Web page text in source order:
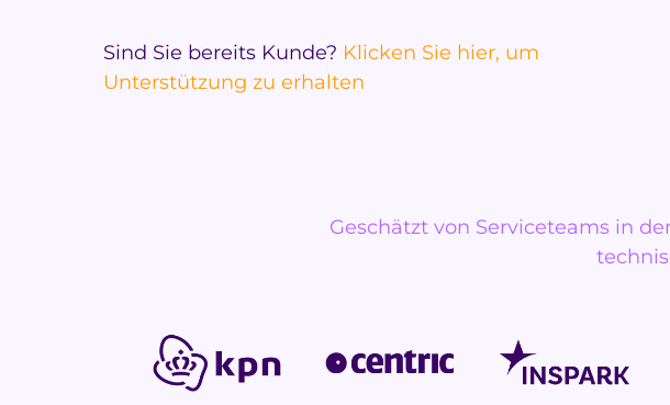
Sind Sie bereits Kunde? Klicken Sie hier, um
Unterstützung zu erhalten
Geschätzt von Serviceteams in